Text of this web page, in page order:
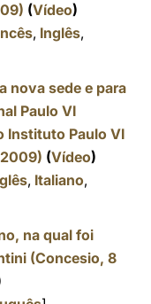
(Vídeo)
, Inglês,
nova sede e para
Paulo VI
Instituto Paulo VI
(Vídeo)
, Italiano,
na qual foi
(Concesio, 8